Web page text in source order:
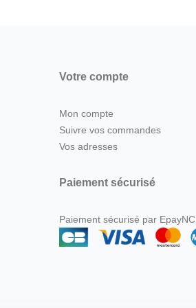
Votre compte
Mon compte
Suivre vos commandes
Vos adresses
Paiement sécurisé
Paiement sécurisé par EpayNC.